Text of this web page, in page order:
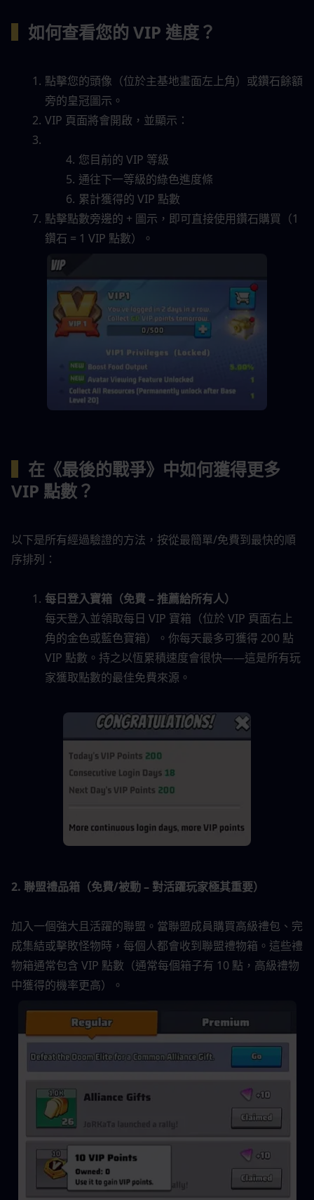
如何查看您的 VIP 進度？
點擊您的頭像（位於主基地畫面左上角）或鑽石餘額
旁的皇冠圖示。
VIP 頁面將會開啟，並顯示：
您目前的 VIP 等級
通往下一等級的綠色進度條
累計獲得的 VIP 點數
點擊點數旁邊的 + 圖示，即可直接使用鑽石購買（1
鑽石 = 1 VIP 點數）。
在《最後的戰爭》中如何獲得更多
VIP 點數？
以下是所有經過驗證的方法，按從最簡單/免費到最快的順
序排列：
每日登入寶箱（免費 – 推薦給所有人）
每天登入並領取每日 VIP 寶箱（位於 VIP 頁面右上
角的金色或藍色寶箱）。你每天最多可獲得 200 點
VIP 點數。持之以恆累積速度會很快——這是所有玩
家獲取點數的最佳免費來源。
2. 聯盟禮品箱（免費/被動 – 對活躍玩家極其重要）
加入一個強大且活躍的聯盟。當聯盟成員購買高級禮包、完
成集結或擊敗怪物時，每個人都會收到聯盟禮物箱。這些禮
物箱通常包含 VIP 點數（通常每個箱子有 10 點，高級禮物
中獲得的機率更高）。